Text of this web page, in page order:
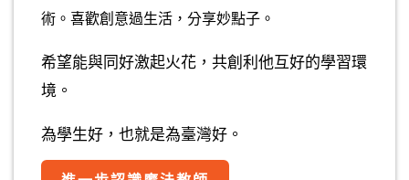
術。喜歡創意過生活，分享妙點子。
希望能與同好激起火花，共創利他互好的學習環
境。
為學生好，也就是為臺灣好。